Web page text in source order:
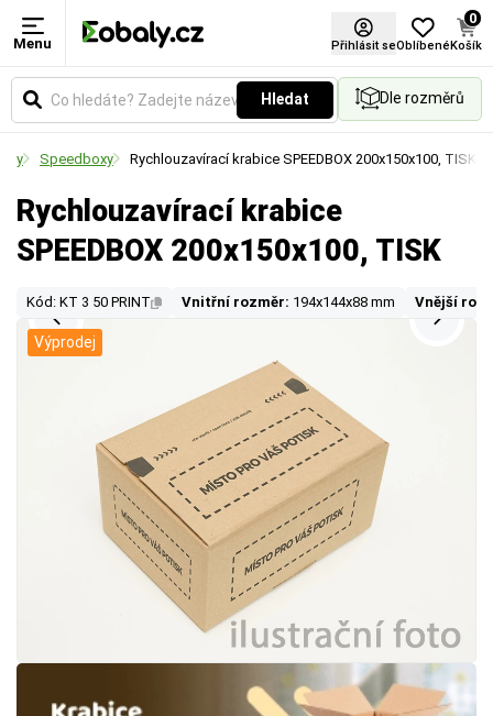
Menu Přihlásit seOblíbené
0
Košík
Hledat Dle rozměrů
Speedboxy Rychlouzavírací krabice SPEEDBOX 200x150x100, TISK
Rychlouzavírací krabice
SPEEDBOX 200x150x100, TISK
Kód: KT 3 50 PRINT Vnitřní rozměr: 194x144x88 mm Vnější
Výprodej